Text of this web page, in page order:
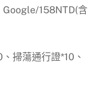
Google/158NTD(含
掃蕩通行證*10、